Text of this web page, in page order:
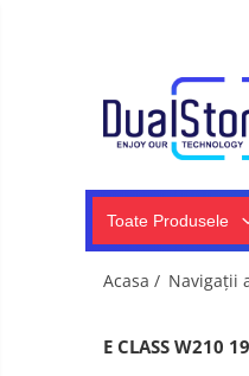
Producatori Telefoane
Telefoane mobile
Telefoane cu proiector
Telefoane (Smartphone)
Telefoane clasice
Toate Produsele
Acasa / Navigații
E CLASS W210